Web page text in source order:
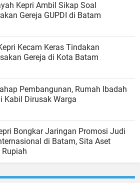
Kepri Ambil Sikap Soal
Gereja GUPDI di Batam
Kecam Keras Tindakan
Gereja di Kota Batam
Pembangunan, Rumah Ibadah
Kabil Dirusak Warga
Bongkar Jaringan Promosi Judi
di Batam, Sita Aset